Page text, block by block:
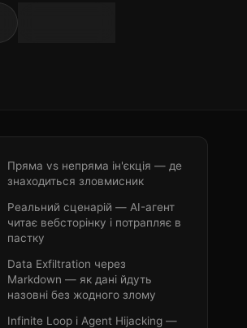
Пряма vs непряма ін'єкція — де
знаходиться зловмисник
Реальний сценарій — AI-агент
читає вебсторінку і потрапляє в
пастку
Data Exfiltration через
Markdown — як дані йдуть
назовні без жодного злому
Infinite Loop і Agent Hijacking —